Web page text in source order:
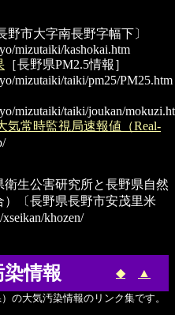
野市大字南長野字幅下〕
mizutaiki/kashokai.htm
［長野県PM2.5情報］
mizutaiki/taiki/pm25/PM25.htm
mizutaiki/taiki/joukan/
気常時監視局速報値（Real-
衛生公害研究所と長野県自然
）〔長野県長野市安茂里米
khozen/
情報 ◆ ▲
の大気汚染情報のリンク集です。